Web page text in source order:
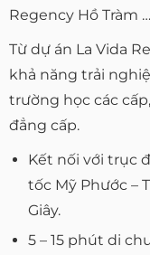
Regency Hồ Tràm
Từ dự án La Vida
khả năng trải
trường học các
đẳng cấp.
Kết nối với trục
tốc Mỹ Phước –
Giây.
5 – 15 phút di